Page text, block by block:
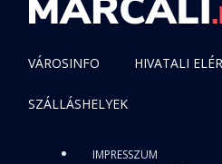
VÁROSINFO HIVATALI
SZÁLLÁSHELYEK
IMPRESSZUM